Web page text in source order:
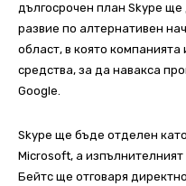
дългосрочен план Skype
развие по алтернативен
област, в която
средства, за да навакса
Google.
Skype ще бъде отделен
Microsoft, а
Бейтс ще отговаря